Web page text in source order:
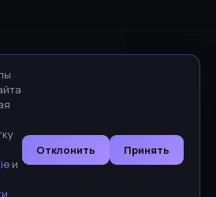
и
Отклонить Принять
аналитики, контента и
Сервис предоставляет
и генеративные инструменты и
результаты (рост продаж, позиции в
цены, ниши и действий продавца и не
для использования в
целях. Wildberries, Ozon и
принадлежат их правообладателям;
ними. Правообладатель — ИП Кромм
324480000032782, ИНН